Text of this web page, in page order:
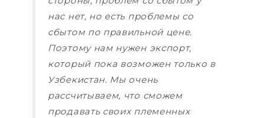
нас нет, но есть проблемы со
сбытом по правильной цене.
Поэтому нам нужен экспорт,
который пока возможен только в
Узбекистан. Мы очень
рассчитываем, что сможем
продавать своих племенных